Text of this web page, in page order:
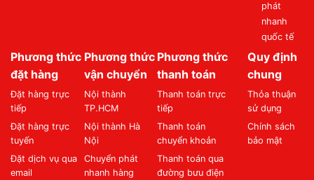
phát
nhanh
quốc tế
Phương thức
đặt hàng
Đặt hàng trực
tiếp
Đặt hàng trực
tuyến
Đặt dịch vụ qua
email
Phương thức
vận chuyển
Nội thành
TP.HCM
Nội thành Hà
Nội
Chuyển phát
nhanh hàng
Phương thức
thanh toán
Thanh toán trực
tiếp
Thanh toán
chuyển khoản
Thanh toán qua
đường bưu điện
Quy định
chung
Thỏa thuận
sử dụng
Chính sách
bảo mật